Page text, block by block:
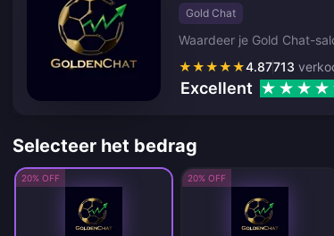
Gold Chat
Waardeer je Gold Chat-
★★★★★4.87713
Excellent
Selecteer het bedrag
20% OFF 20% OFF